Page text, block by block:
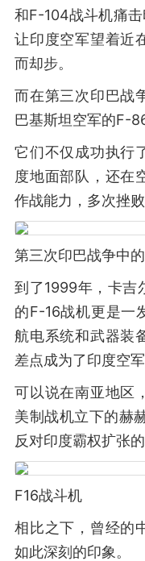
和F-104战斗机痛击
让印度空军望着近
而却步。
而在第三次印巴战
巴基斯坦空军的F-
它们不仅成功执行
度地面部队，还在
作战能力，多次挫
第三次印巴战争中
到了1999年，卡吉
的F-16战机更是一
航电系统和武器装
差点成为了印度空军
可以说在南亚地区
美制战机立下的赫
反对印度霸权扩张的
F16战斗机
相比之下，曾经的
如此深刻的印象。